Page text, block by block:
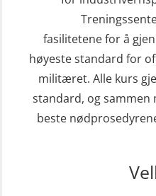
Ledertrening i
(OER105)
Livbåtfører
(OSE1431)
Livbåtfører
Livbåtfører
(MBSBLE003)
STCW
båt (MSE103)
STCW
STCW
fasilitetene for å
høyeste standard for
militæret. Alle kurs
standard, og sammen
beste